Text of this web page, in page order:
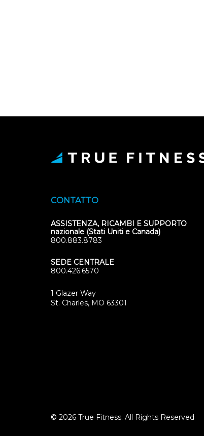
CONTATTO
ASSISTENZA, RICAMBI E SUPPORTO
nazionale (Stati Uniti e Canada)
800.883.8783
SEDE CENTRALE
800.426.6570
1 Glazer Way
St. Charles, MO 63301
© 2026 True Fitness. All Rights Reserved